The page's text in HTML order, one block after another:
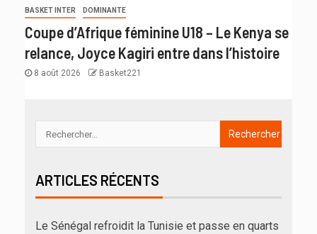
BASKET INTER DOMINANTE
Coupe d’Afrique féminine U18 – Le Kenya se
relance, Joyce Kagiri entre dans l’histoire
8 août 2026 Basket221
ARTICLES RÉCENTS
Le Sénégal refroidit la Tunisie et passe en quarts